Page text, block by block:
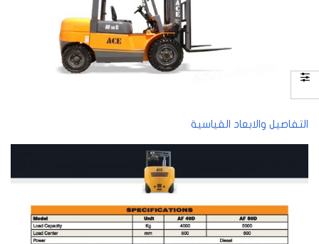
التفاصيل والابعاد القياسية